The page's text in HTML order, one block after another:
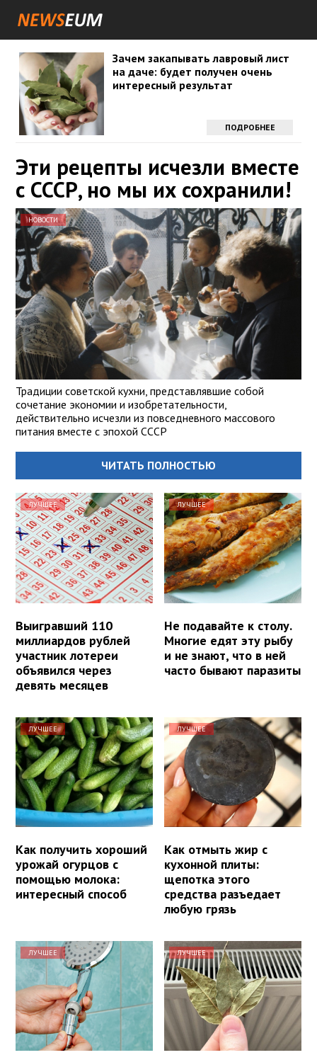
Зачем закапывать лавровый лист
на даче: будет получен очень
интересный результат
ПОДРОБНЕЕ
Эти рецепты исчезли вместе
с СССР, но мы их сохранили!
НОВОСТИ
Традиции советской кухни, представлявшие собой
сочетание экономии и изобретательности,
действительно исчезли из повседневного массового
питания вместе с эпохой СССР
ЧИТАТЬ ПОЛНОСТЬЮ
ЛУЧШЕЕ
Выигравший 110
миллиардов рублей
участник лотереи
объявился через
девять месяцев
ЛУЧШЕЕ
Не подавайте к столу.
Многие едят эту рыбу
и не знают, что в ней
часто бывают паразиты
ЛУЧШЕЕ
Как получить хороший
урожай огурцов с
помощью молока:
интересный способ
ЛУЧШЕЕ
Как отмыть жир с
кухонной плиты:
щепотка этого
средства разъедает
любую грязь
ЛУЧШЕЕ ЛУЧШЕЕ